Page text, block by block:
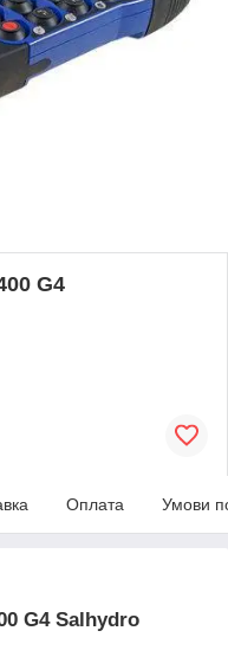
G4
Оплата Умови
G4 Salhydro